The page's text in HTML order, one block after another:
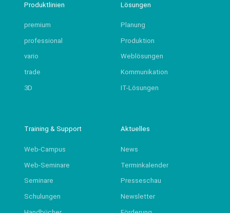
Produktlinien
premium
professional
vario
trade
3D
Lösungen
Planung
Produktion
Weblösungen
Kommunikation
IT-Lösungen
Training & Support
Web-Campus
Web-Seminare
Seminare
Schulungen
Aktuelles
News
Terminkalender
Presseschau
Newsletter